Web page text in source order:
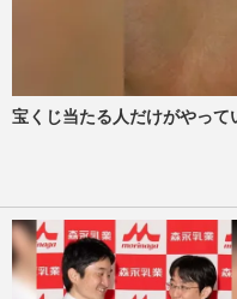
女優・
意、“自
ーム、“
週刊女性
旧ジャ
すぎる
週刊女性
宝くじ当たる人だけがやって